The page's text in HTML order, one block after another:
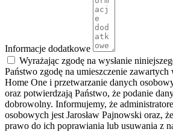
Informacje dodatkowe
Wyrażając zgodę na wysłanie
Państwo zgodę na umieszczenie
Home One i przetwarzanie danych
oraz potwierdzają Państwo, że podanie
dobrowolny. Informujemy, że
osobowych jest Jarosław Pajnowski oraz,
prawo do ich poprawiania lub usuwania z